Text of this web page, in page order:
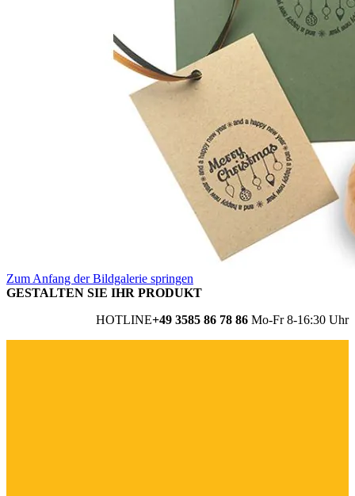
Zum Anfang der Bildgalerie springen
GESTALTEN SIE IHR PRODUKT
HOTLINE+49 3585 86 78 86 Mo-Fr 8-16:30 Uhr